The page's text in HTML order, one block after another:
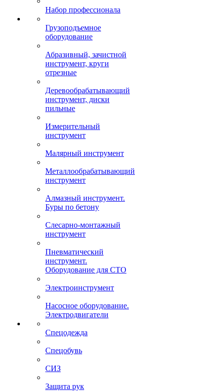
Набор профессионала
Грузоподъемное
оборудование
Абразивный, зачистной
инструмент, круги
отрезные
Деревообрабатывающий
инструмент, диски
пильные
Измерительный
инструмент
Малярный инструмент
Металлообрабатывающий
инструмент
Алмазный инструмент.
Буры по бетону
Слесарно-монтажный
инструмент
Пневматический
инструмент.
Оборудование для СТО
Электроинструмент
Насосное оборудование.
Электродвигатели
Спецодежда
Спецобувь
СИЗ
Защита рук